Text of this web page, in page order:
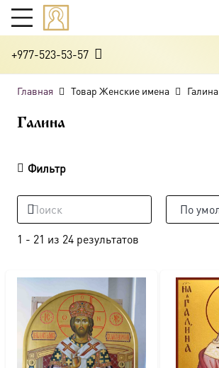
+977-523-53-57
Главная Товар Женские имена Галина
Галина
Фильтр
1 - 21 из 24 результатов